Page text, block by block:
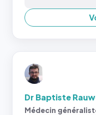
Dr Baptiste
Médecin